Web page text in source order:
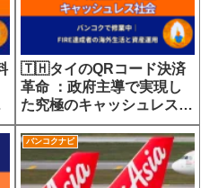
🇹🇭タイのQRコード決済
革命 ：政府主導で実現し
た究極のキャッシュレス社
会
バンコクナビ